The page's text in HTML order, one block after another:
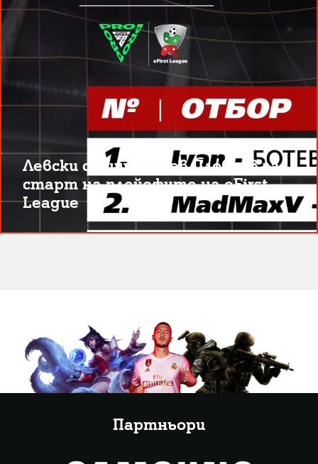
Левски срещу Ботев Пловдив за
старт на плейофите на eFirst
League
Партньори